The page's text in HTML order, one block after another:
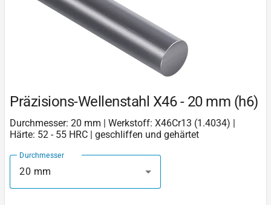
Präzisions-Wellenstahl X46 - 20 mm (h6)
Durchmesser: 20 mm | Werkstoff: X46Cr13 (1.4034) |
Härte: 52 - 55 HRC | geschliffen und gehärtet
Durchmesser
20 mm